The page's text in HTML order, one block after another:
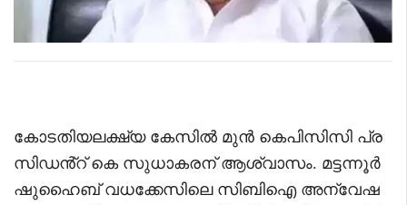
കോടതിയലക്ഷ്യ കേസിൽ മുൻ കെപിസിസി പ്ര
സിഡൻ്റ് കെ സുധാകരന് ആശ്വാസം. മട്ടന്നൂർ
ഷുഹൈബ് വധക്കേസിലെ സിബിഐ അന്വേഷ